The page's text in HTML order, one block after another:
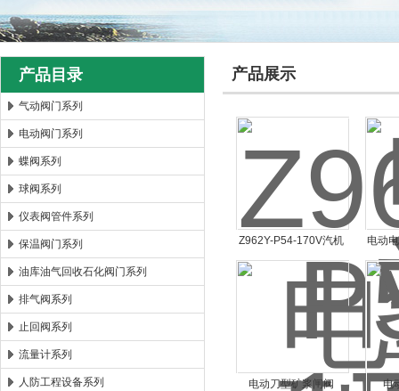
郑州森玛自控阀门有限公司
产品目录
气动阀门系列
电动阀门系列
蝶阀系列
球阀系列
仪表阀管件系列
保温阀门系列
油库油气回收石化阀门系列
排气阀系列
止回阀系列
流量计系列
人防工程设备系列
产品展示
Z962Y-P54-170V汽机
电动高温高压焊接闸阀
Z962Y-P54-170V
电动
电动刀型矿浆闸阀
电